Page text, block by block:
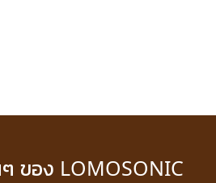
ของ LOMOSONIC